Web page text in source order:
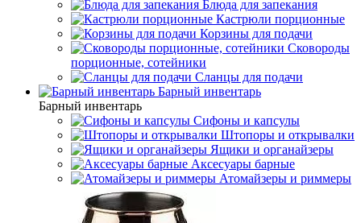
Блюда для запекания
Кастрюли порционные
Корзины для подачи
Сковороды
порционные, сотейники
Сланцы для подачи
Барный инвентарь
Барный инвентарь
Сифоны и капсулы
Штопоры и открывалки
Ящики и органайзеры
Аксесуары барные
Атомайзеры и риммеры